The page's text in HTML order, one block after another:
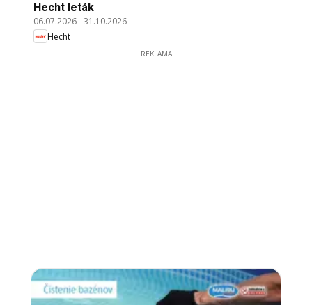
Hecht leták
06.07.2026-31.10.2026
Hecht
REKLAMA